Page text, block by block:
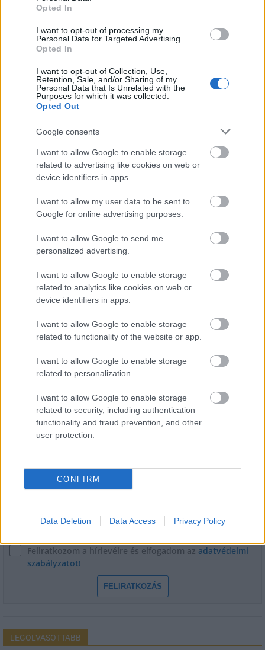
Opted In
I want to opt-out of processing my
Personal Data for Targeted Advertising.
Opted In
I want to opt-out of Collection, Use,
Retention, Sale, and/or Sharing of my
Personal Data that Is Unrelated with the
Purposes for which it was collected.
Opted Out
Google consents
I want to allow Google to enable storage
related to advertising like cookies on web or
device identifiers in apps.
I want to allow my user data to be sent to
Google for online advertising purposes.
I want to allow Google to send me
personalized advertising.
I want to allow Google to enable storage
related to analytics like cookies on web or
device identifiers in apps.
I want to allow Google to enable storage
related to functionality of the website or app.
I want to allow Google to enable storage
related to personalization.
I want to allow Google to enable storage
related to security, including authentication
functionality and fraud prevention, and other
user protection.
CONFIRM
Data Deletion Data Access Privacy Policy
Belváros-Lipótváros
játszótér
Újragondolják Lipótváros rejtett, zöld parkját
Indulhat a Honvéd tér megújításának tervezése, ahol a
klímatudatos gondolkodás és a helyi identitás erősítése kerül a
középpontba.
Történelmi táj, amelynek minden köve
mesél – megújul a tatai Angolkert
M1 bővítés: már zajlik a teljesen új
Új gyalogosátkelők és jelzőlámpás
csomópont épül Angyalföldön
Másfélszeresére bővítik
Hódmezővásárhely jó hírű református
iskoláját
HÍRLEVÉL
Név
Feliratkozom a hírlevélre és elfogadom az adatvédelmi
szabályzatot!
FELIRATKOZÁS
LEGOLVASOTTABB